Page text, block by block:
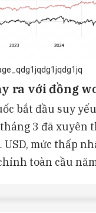
ra với đồng
bắt đầu suy
3 đã xuyên
mức thấp
toàn cầu